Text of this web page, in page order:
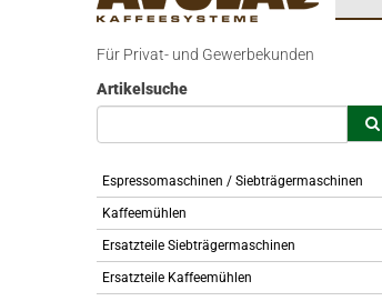
Für Privat- und Gewerbekunden
Artikelsuche
Espressomaschinen / Siebträgermaschinen
Kaffeemühlen
Ersatzteile Siebträgermaschinen
Ersatzteile Kaffeemühlen